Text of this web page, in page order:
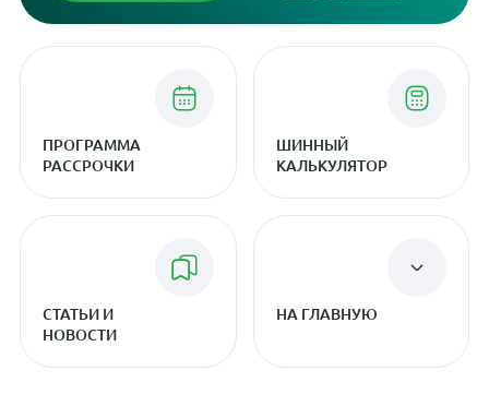
ПРОГРАММА
РАССРОЧКИ
ШИННЫЙ
КАЛЬКУЛЯТОР
СТАТЬИ И
НОВОСТИ
НА ГЛАВНУЮ